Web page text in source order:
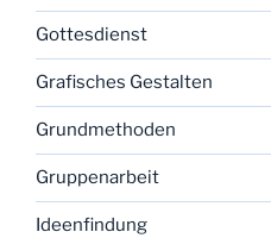
Gottesdienst
Grafisches Gestalten
Grundmethoden
Gruppenarbeit
Ideenfindung